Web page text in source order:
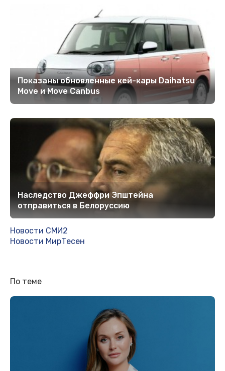
Показаны обновленные кей-кары Daihatsu
Move и Move Canbus
Наследство Джеффри Эпштейна
отправиться в Белоруссию
Новости СМИ2
Новости МирТесен
По теме